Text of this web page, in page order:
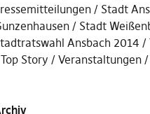
Stadt
Stadt
Ansbach 2014
Top Story
Veranstaltungen